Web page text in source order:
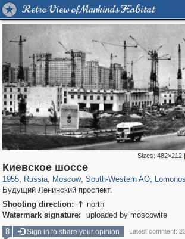
Retro View of Mankind's Habitat
Sizes: 482×212|
Киевское шоссе
1955, Russia
1,405,779 29,243
, Moscow
319,716 8,286
, South-Western AO
12,410
,
Будущий Ленинский проспект.
Shooting direction:  north
Watermark signature:
uploaded by moscowite
8
Sign in to share your opinion Latest comment: